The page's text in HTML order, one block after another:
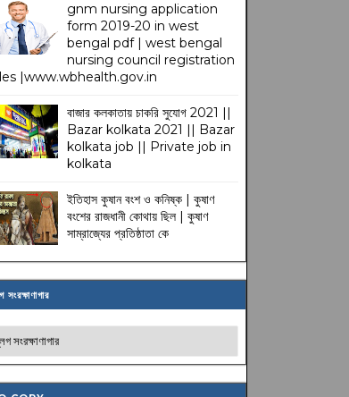
gnm nursing application
form 2019-20 in west
bengal pdf | west bengal
nursing council registration
|www.wbhealth.gov.in
বাজার কলকাতায় চাকরি সুযোগ 2021 ||
Bazar kolkata 2021 || Bazar
kolkata job || Private job in
kolkata
ইতিহাস কুষান বংশ ও কনিষ্ক | কুষাণ
বংশের রাজধানী কোথায় ছিল | কুষাণ
সাম্রাজ্যের প্রতিষ্ঠাতা কে
সংরক্ষাণাগার